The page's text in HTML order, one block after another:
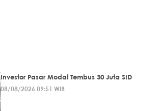
Investor Pasar Modal Tembus 30 Juta SID
08/08/2026 09:51 WIB